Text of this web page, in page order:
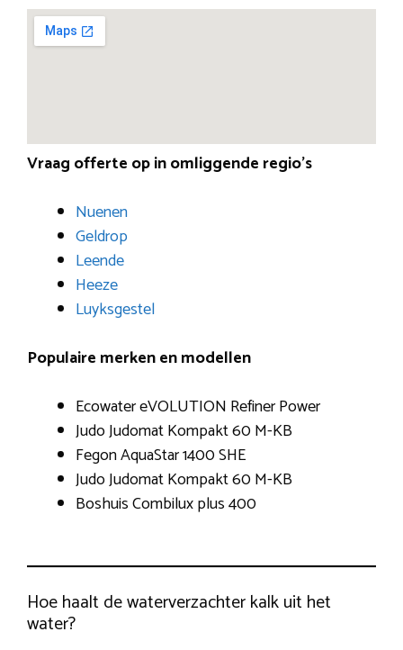
Vraag offerte op in omliggende regio’s
Nuenen
Geldrop
Leende
Heeze
Luyksgestel
Populaire merken en modellen
Ecowater eVOLUTION Refiner Power
Judo Judomat Kompakt 60 M-KB
Fegon AquaStar 1400 SHE
Judo Judomat Kompakt 60 M-KB
Boshuis Combilux plus 400
Hoe haalt de waterverzachter kalk uit het
water?